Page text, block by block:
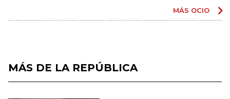
MÁS OCIO
MÁS DE LA REPÚBLICA